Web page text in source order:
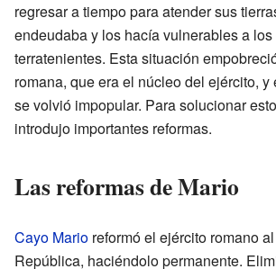
regresar a tiempo para atender sus
endeudaba y los hacía vulnerables a
terratenientes. Esta situación
romana, que era el núcleo del ejército,
se volvió impopular. Para solucionar
introdujo importantes reformas.
Las reformas de Mario
Cayo Mario reformó el ejército romano
República, haciéndolo permanente.